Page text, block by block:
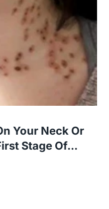
Your Neck Or
Stage Of...